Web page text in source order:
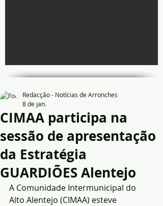
CIMAA participa na
sessão de apresentação
da Estratégia
GUARDIÕES Alentejo
Redacção - Notícias de Arronches
8 de jan.
A Comunidade Intermunicipal do
Alto Alentejo (CIMAA) esteve